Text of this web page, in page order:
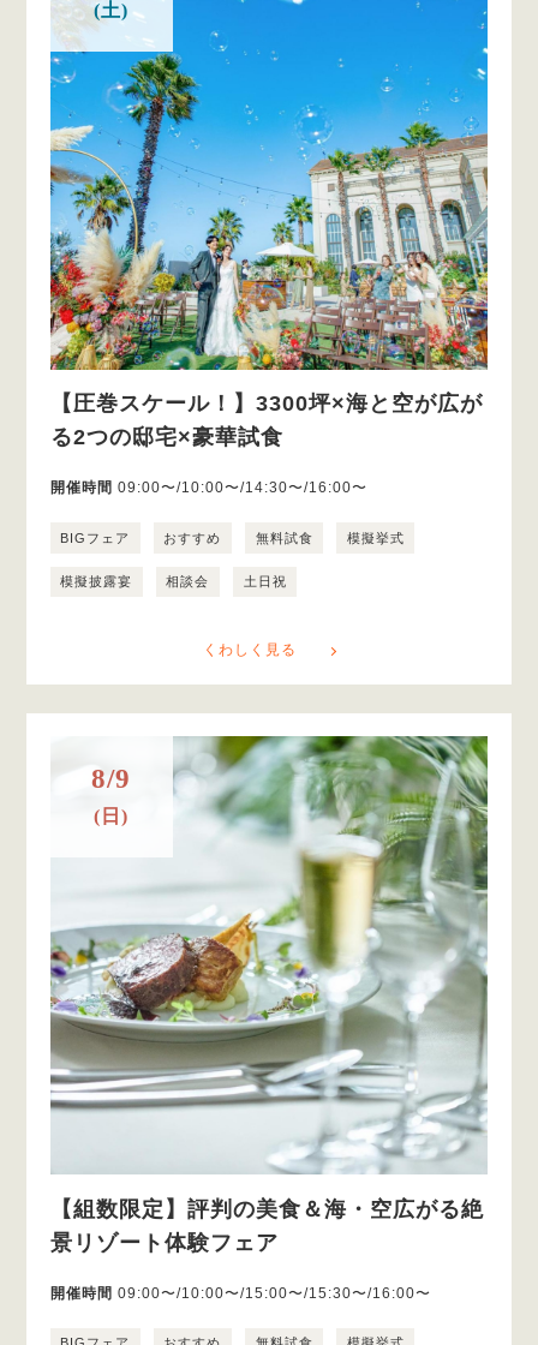
(土)
【圧巻スケール！】3300坪×海と空が広が
る2つの邸宅×豪華試食
開催時間 09:00〜/10:00〜/14:30〜/16:00〜
BIGフェア おすすめ 無料試食 模擬挙式
模擬披露宴 相談会 土日祝
くわしく見る
8/9
(日)
【組数限定】評判の美食＆海・空広がる絶
景リゾート体験フェア
開催時間 09:00〜/10:00〜/15:00〜/15:30〜/16:00〜